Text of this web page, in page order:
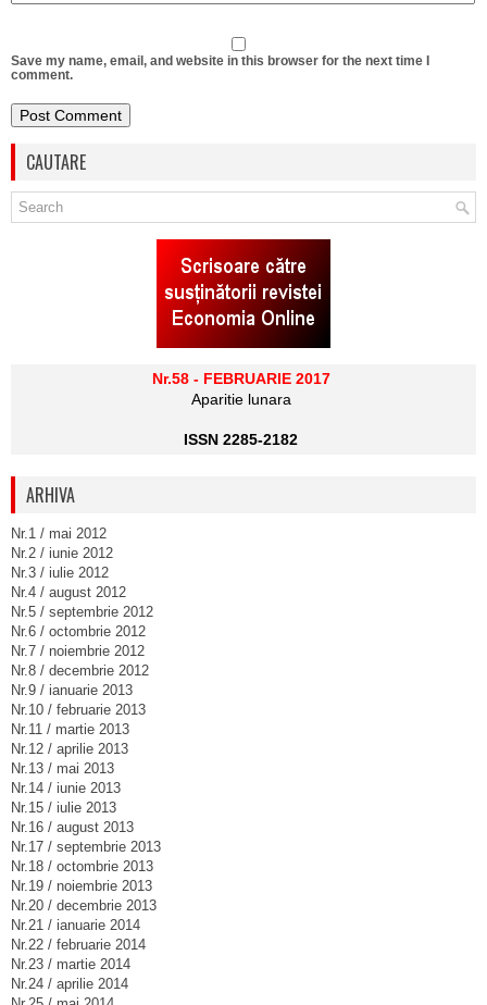
Save my name, email, and website in this browser for the next time I
comment.
CAUTARE
Nr.58 - FEBRUARIE 2017
Aparitie lunara
ISSN 2285-2182
ARHIVA
Nr.1 / mai 2012
Nr.2 / iunie 2012
Nr.3 / iulie 2012
Nr.4 / august 2012
Nr.5 / septembrie 2012
Nr.6 / octombrie 2012
Nr.7 / noiembrie 2012
Nr.8 / decembrie 2012
Nr.9 / ianuarie 2013
Nr.10 / februarie 2013
Nr.11 / martie 2013
Nr.12 / aprilie 2013
Nr.13 / mai 2013
Nr.14 / iunie 2013
Nr.15 / iulie 2013
Nr.16 / august 2013
Nr.17 / septembrie 2013
Nr.18 / octombrie 2013
Nr.19 / noiembrie 2013
Nr.20 / decembrie 2013
Nr.21 / ianuarie 2014
Nr.22 / februarie 2014
Nr.23 / martie 2014
Nr.24 / aprilie 2014